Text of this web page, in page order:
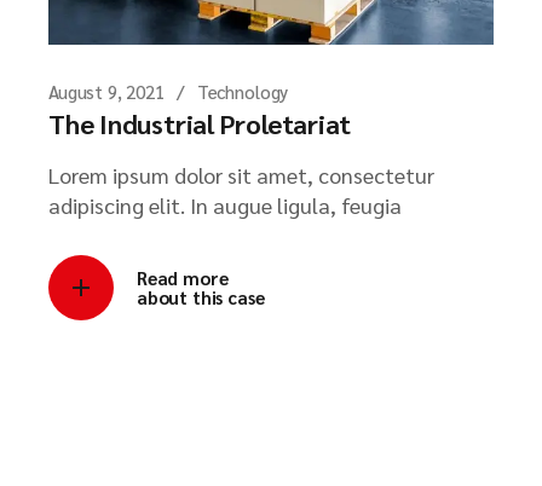
August 9, 2021 Technology
The Industrial Proletariat
Lorem ipsum dolor sit amet, consectetur
adipiscing elit. In augue ligula, feugia
Read more
about this case